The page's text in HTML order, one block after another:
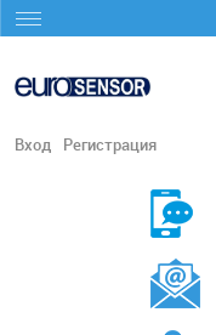
Вход Регистрация